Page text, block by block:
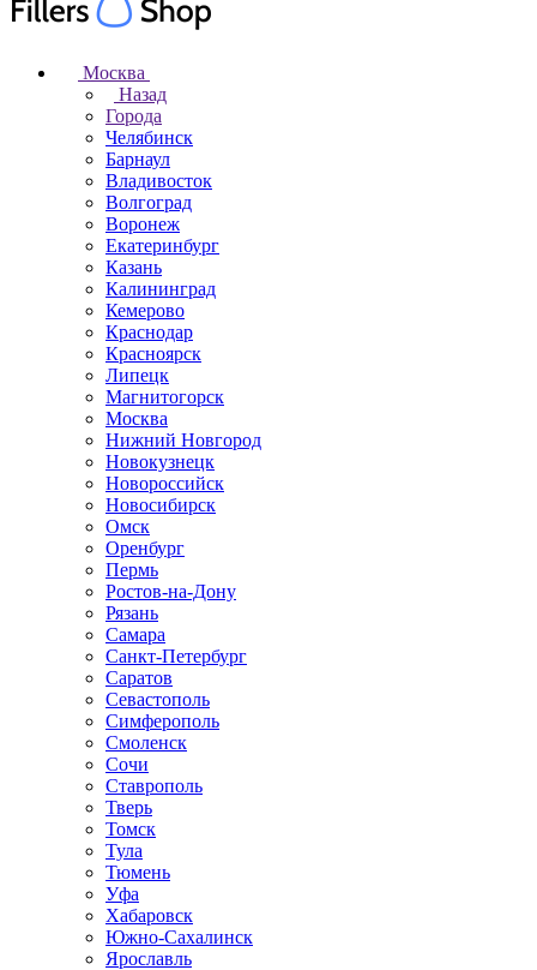
Москва
Назад
Города
Челябинск
Барнаул
Владивосток
Волгоград
Воронеж
Екатеринбург
Казань
Калининград
Кемерово
Краснодар
Красноярск
Липецк
Магнитогорск
Москва
Нижний Новгород
Новокузнецк
Новороссийск
Новосибирск
Омск
Оренбург
Пермь
Ростов-на-Дону
Рязань
Самара
Санкт-Петербург
Саратов
Севастополь
Симферополь
Смоленск
Сочи
Ставрополь
Тверь
Томск
Тула
Тюмень
Уфа
Хабаровск
Южно-Сахалинск
Ярославль